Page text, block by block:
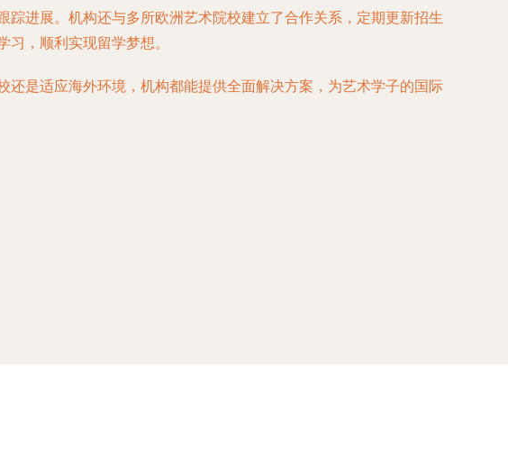
进展。机构还与多所欧洲艺术院校建立了合作关系，定期更新招生
，顺利实现留学梦想。
是适应海外环境，机构都能提供全面解决方案，为艺术学子的国际